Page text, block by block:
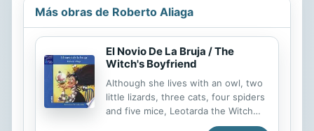
Más obras de Roberto Aliaga
El Novio De La Bruja / The
Witch's Boyfriend
Although she lives with an owl, two
little lizards, three cats, four spiders
and five mice, Leotarda the Witch
feels very, very lonely. She decides